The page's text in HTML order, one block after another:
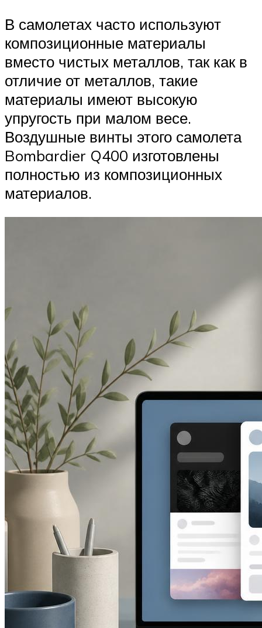
В самолетах часто используют
композиционные материалы
вместо чистых металлов, так как в
отличие от металлов, такие
материалы имеют высокую
упругость при малом весе.
Воздушные винты этого самолета
Bombardier Q400 изготовлены
полностью из композиционных
материалов.